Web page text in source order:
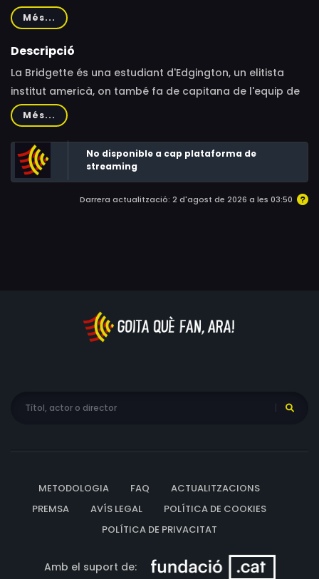
Chris Ufland, Madalyn Horcher, Michele Weaver, Dillon
James, Eric Curtis Johnson, Adrian Sparks, Loren Azlein,
Judy Durkin, Jana Nawartschi
Més...
Descripció
La Bridgette és una estudiant d'Edgington, un elitista
institut americà, on també fa de capitana de l'equip de
lacrosse. Quan la Bridgette comença a suspendre
assignatures, el director l'expulsa de l'equip
temporalment fins que millori les notes. Alhora, una
professora que estava en excedència es reincorpora a
la feina i comença a tenir un interès malaltís per ajudar
la Bridgette. Això desencadena una sèrie d'incidents que
Més...
No disponible a cap plataforma de
streaming
Darrera actualització: 2 d'agost de 2026 a les 03:50
METODOLOGIA FAQ
ACTUALITZACIONS
PREMSA
AVÍS LEGAL
POLÍTICA DE COOKIES
POLÍTICA DE PRIVACITAT
Amb el suport de: